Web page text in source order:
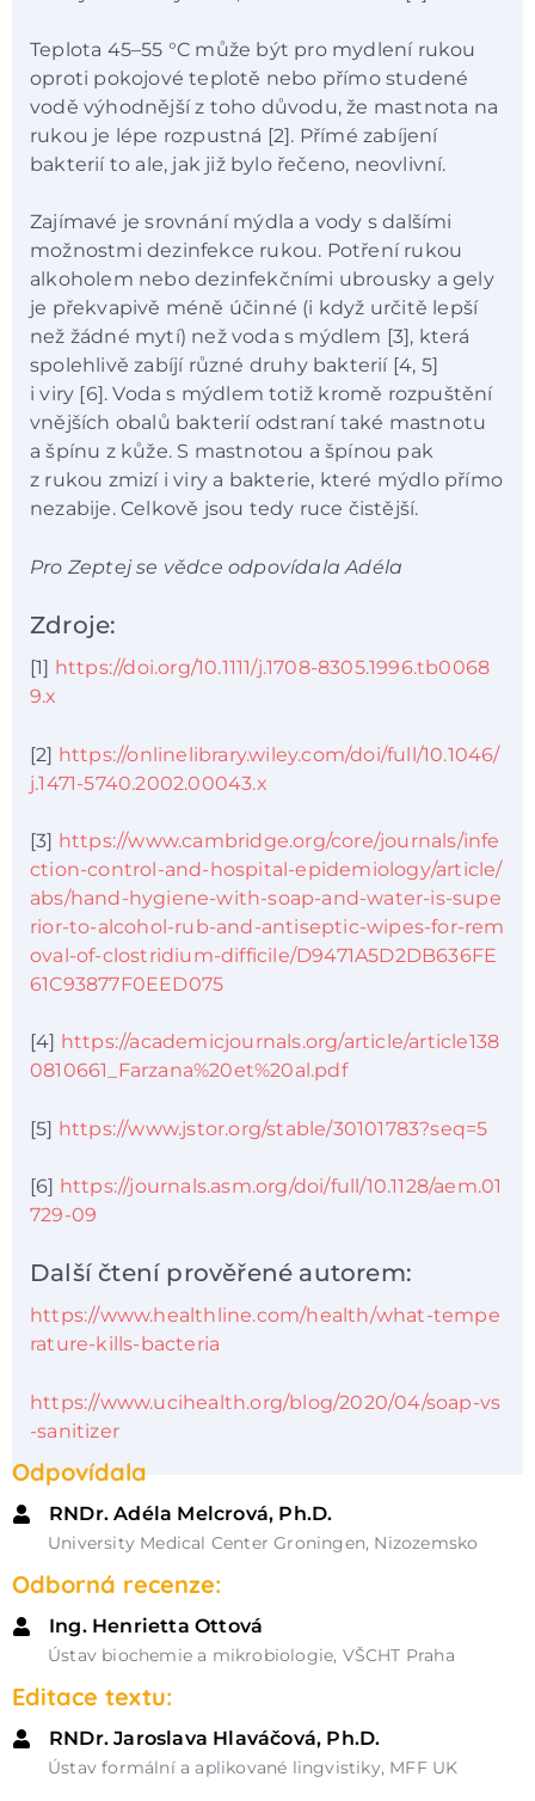
Teplota 45–55 °C může být pro mydlení rukou
oproti pokojové teplotě nebo přímo studené
vodě výhodnější z toho důvodu, že mastnota na
rukou je lépe rozpustná [2]. Přímé zabíjení
bakterií to ale, jak již bylo řečeno, neovlivní.
Zajímavé je srovnání mýdla a vody s dalšími
možnostmi dezinfekce rukou. Potření rukou
alkoholem nebo dezinfekčními ubrousky a gely
je překvapivě méně účinné (i když určitě lepší
než žádné mytí) než voda s mýdlem [3], která
spolehlivě zabíjí různé druhy bakterií [4, 5]
i viry [6]. Voda s mýdlem totiž kromě rozpuštění
vnějších obalů bakterií odstraní také mastnotu
a špínu z kůže. S mastnotou a špínou pak
z rukou zmizí i viry a bakterie, které mýdlo přímo
nezabije. Celkově jsou tedy ruce čistější.
Pro Zeptej se vědce odpovídala Adéla
Zdroje:
[1] https://doi.org/10.1111/j.1708-8305.1996.tb0068
9.x
[2] https://onlinelibrary.wiley.com/doi/full/10.1046/
j.1471-5740.2002.00043.x
[3] https://www.cambridge.org/core/journals/infe
ction-control-and-hospital-epidemiology/article/
abs/hand-hygiene-with-soap-and-water-is-supe
rior-to-alcohol-rub-and-antiseptic-wipes-for-rem
oval-of-clostridium-difficile/D9471A5D2DB636FE
61C93877F0EED075
[4] https://academicjournals.org/article/article138
0810661_Farzana%20et%20al.pdf
[5] https://www.jstor.org/stable/30101783?seq=5
[6] https://journals.asm.org/doi/full/10.1128/aem.01
729-09
Další čtení prověřené autorem:
https://www.healthline.com/health/what-tempe
rature-kills-bacteria
https://www.ucihealth.org/blog/2020/04/soap-vs
-sanitizer
Odpovídala
RNDr. Adéla Melcrová, Ph.D.
University Medical Center Groningen, Nizozemsko
Odborná recenze:
Ing. Henrietta Ottová
Ústav biochemie a mikrobiologie, VŠCHT Praha
Editace textu:
RNDr. Jaroslava Hlaváčová, Ph.D.
Ústav formální a aplikované lingvistiky, MFF UK